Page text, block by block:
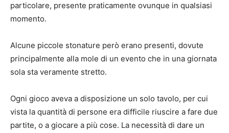
particolare, presente praticamente ovunque in qualsiasi
momento.
Alcune piccole stonature però erano presenti, dovute
principalmente alla mole di un evento che in una giornata
sola sta veramente stretto.
Ogni gioco aveva a disposizione un solo tavolo, per cui
vista la quantità di persone era difficile riuscire a fare due
partite, o a giocare a più cose. La necessità di dare un